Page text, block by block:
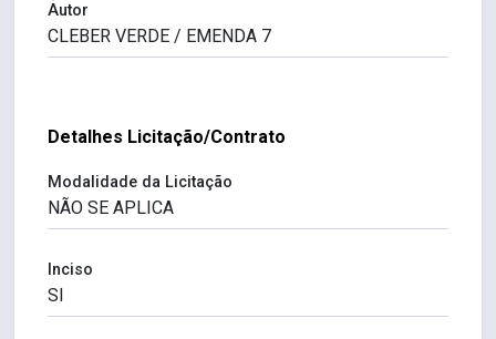
Autor
Detalhes Licitação/Contrato
Modalidade da Licitação
Inciso